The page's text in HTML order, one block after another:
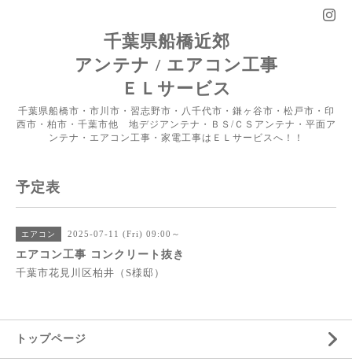
千葉県船橋近郊
アンテナ / エアコン工事
ＥＬサービス
千葉県船橋市・市川市・習志野市・八千代市・鎌ヶ谷市・松戸市・印
西市・柏市・千葉市他 地デジアンテナ・ＢＳ/ＣＳアンテナ・平面ア
ンテナ・エアコン工事・家電工事はＥＬサービスへ！！
予定表
エアコン 2025-07-11 (Fri) 09:00～
エアコン工事 コンクリート抜き
千葉市花見川区柏井（S様邸）
トップページ